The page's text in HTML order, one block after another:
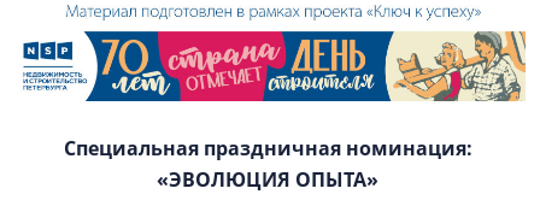
Специальная праздничная номинация:
«ЭВОЛЮЦИЯ ОПЫТА»